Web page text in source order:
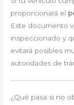
proporcionará el
Este documento
inspeccionado y
evitará posibles
autoridades de
¿Qué pasa si no